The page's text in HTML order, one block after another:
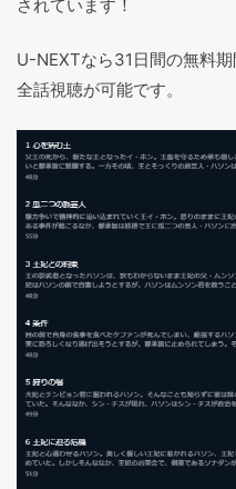
されています！
U-NEXTなら31日間の無料
全話視聴が可能です。